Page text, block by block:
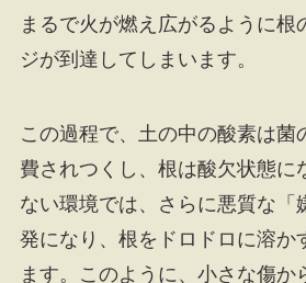
まるで火が燃え広がるように根
ジが到達してしまいます。
この過程で、土の中の酸素は菌
費されつくし、根は酸欠状態に
ない環境では、さらに悪質な「
発になり、根をドロドロに溶か
ます。このように、小さな傷か